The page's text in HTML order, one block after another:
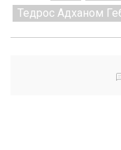
Тедрос Адханом